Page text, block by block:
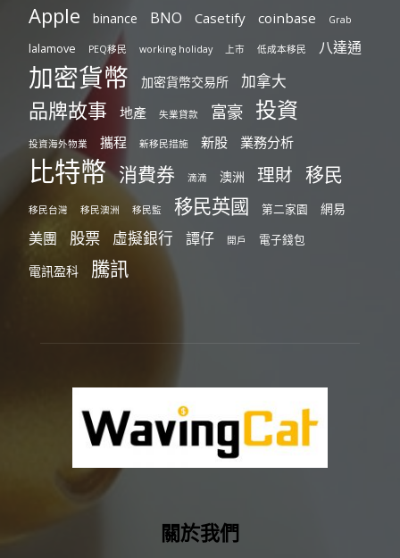
Apple binance BNO Casetify coinbase Grab
lalamove PEQ移民 working holiday 上市 低成本移民 八達通
加密貨幣 加密貨幣交易所 加拿大
品牌故事 地產 失業貸款 富豪 投資
投資海外物業 攜程 新移民措施 新股 業務分析
比特幣 消費券 滴滴 澳洲 理財 移民
移民台灣 移民澳洲 移民監 移民英國 第二家園 網易
美團 股票 虛擬銀行 譚仔 開戶 電子錢包
電訊盈科 騰訊
關於我們